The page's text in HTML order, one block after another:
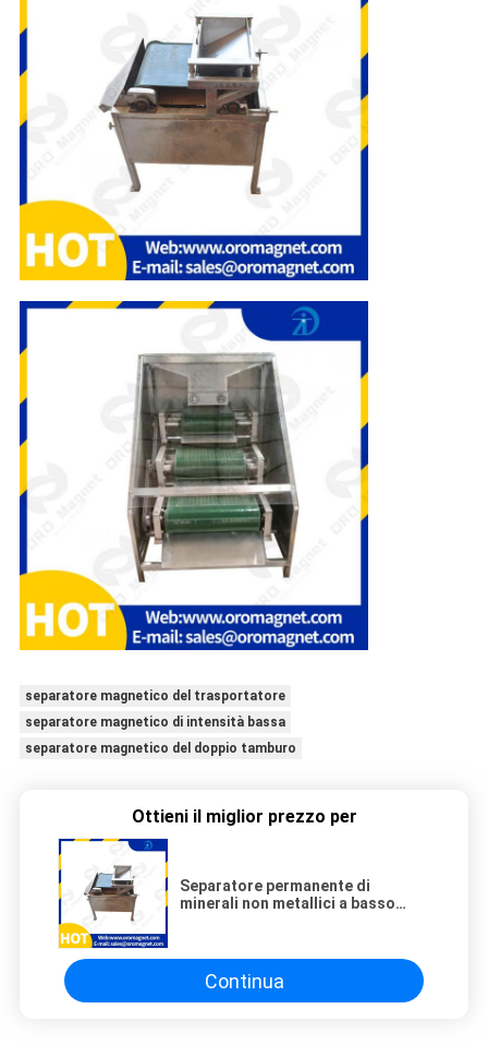
separatore magnetico del trasportatore
separatore magnetico di intensità bassa
separatore magnetico del doppio tamburo
Ottieni il miglior prezzo per
Separatore permanente di
minerali non metallici a basso
Continua